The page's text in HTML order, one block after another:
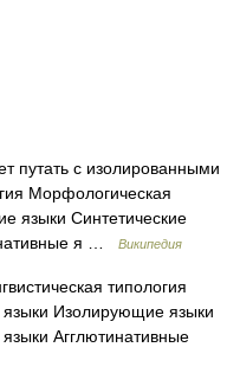
путать с изолированными
Морфологическая
языки Синтетические
я …
Википедия
типология
Изолирующие языки
Агглютинативные